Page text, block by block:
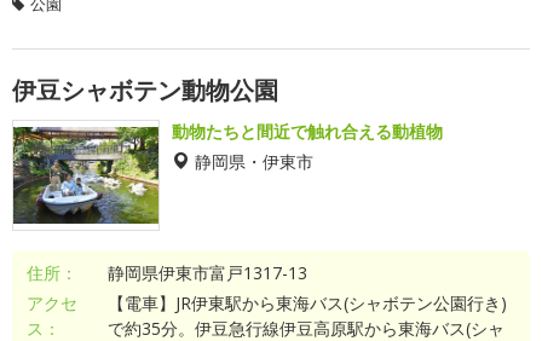
伊豆シャボテン動物公園
動物たちと間近で触れ合える動植物
静岡県・伊東市
住所：
静岡県伊東市富戸1317-13
アクセ
ス：
【電車】JR伊東駅から東海バス(シャボテン公園行き)
で約35分。伊豆急行線伊豆高原駅から東海バス(シャ